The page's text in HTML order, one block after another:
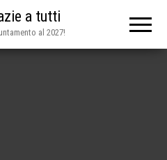
a tutti
al 2027!